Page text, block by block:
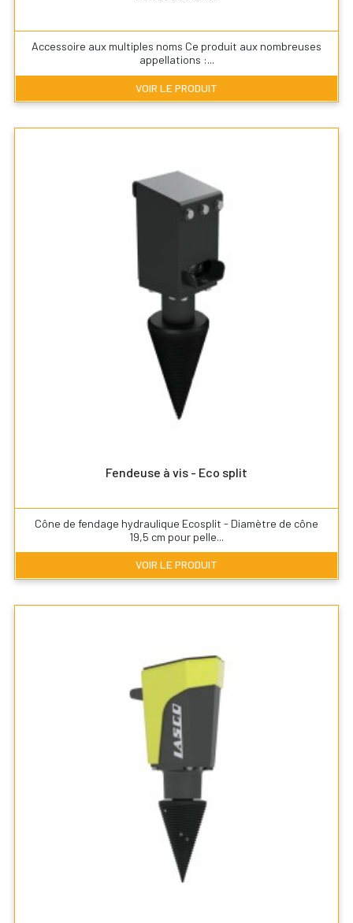
Accessoire aux multiples noms Ce produit aux nombreuses
appellations :...
VOIR LE PRODUIT
Fendeuse à vis - Eco split
Cône de fendage hydraulique Ecosplit - Diamètre de cône
19,5 cm pour pelle...
VOIR LE PRODUIT